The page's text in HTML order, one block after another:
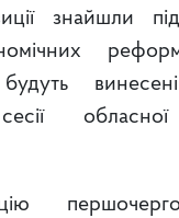
знайшли
будуть
сесії